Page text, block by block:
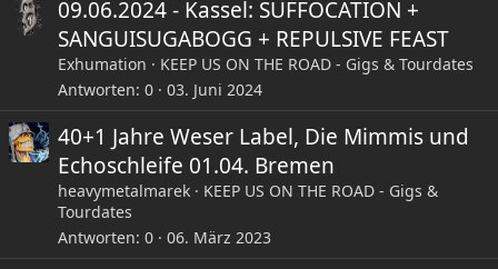
09.06.2024 - Kassel: SUFFOCATION +
SANGUISUGABOGG + REPULSIVE FEAST
Exhumation
KEEP US ON THE ROAD - Gigs & Tourdates
Antworten 0 03. Juni 2024
40+1 Jahre Weser Label, Die Mimmis und
Echoschleife 01.04. Bremen
heavymetalmarek
KEEP US ON THE ROAD - Gigs &
Tourdates
Antworten 0 06. März 2023